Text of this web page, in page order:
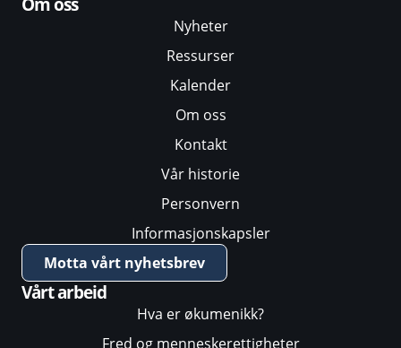
Nyheter
Ressurser
Kalender
Om oss
Kontakt
Vår historie
Personvern
Informasjonskapsler
Motta vårt nyhetsbrev
Vårt arbeid
Hva er økumenikk?
Fred og menneskerettigheter